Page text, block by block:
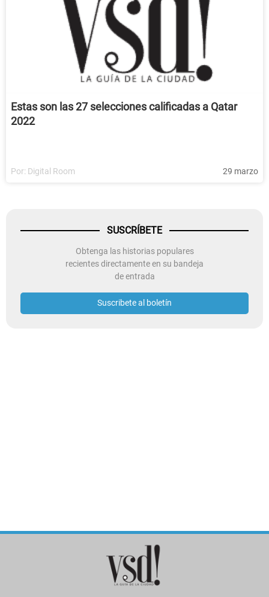
Estas son las 27 selecciones calificadas a Qatar
2022
Por: Digital Room 29 marzo
SUSCRÍBETE
Obtenga las historias populares
recientes directamente en su bandeja
de entrada
Suscribete al boletín